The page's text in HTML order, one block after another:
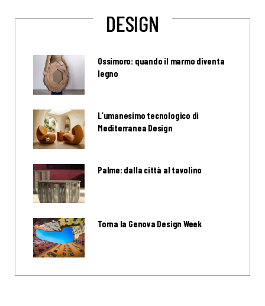
DESIGN
Ossimoro: quando il marmo diventa
legno
L’umanesimo tecnologico di
Mediterranea Design
Palme: dalla città al tavolino
Torna la Genova Design Week